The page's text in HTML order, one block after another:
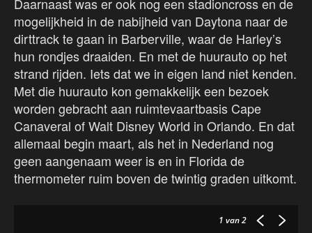
mogelijkheid in de nabijheid van Daytona naar de
dirttrack te gaan in Barberville, waar de Harley’s
hun rondjes draaiden. En met de huurauto op het
strand rijden. Iets dat we in eigen land niet kenden.
Met die huurauto kon gemakkelijk een bezoek
worden gebracht aan ruimtevaartbasis Cape
Canaveral of Walt Disney World in Orlando. En dat
allemaal begin maart, als het in Nederland nog
geen aangenaam weer is en in Florida de
thermometer ruim boven de twintig graden uitkomt.
1 van 2